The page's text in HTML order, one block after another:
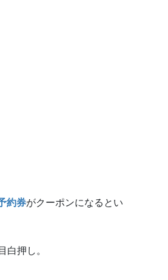
約券がクーポンになるとい
白押し。